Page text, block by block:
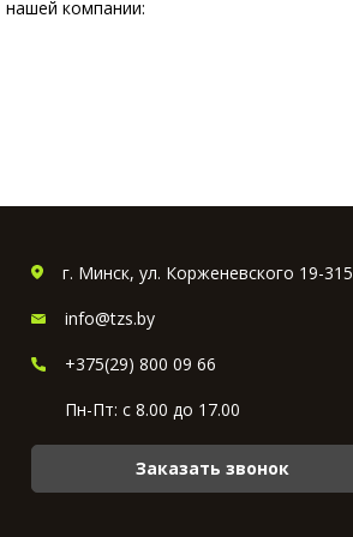
компании:
г. Минск, ул. Корженевского 19-315
info@tzs.by
+375(29) 800 09 66
Пн-Пт: с 8.00 до 17.00
Заказать звонок